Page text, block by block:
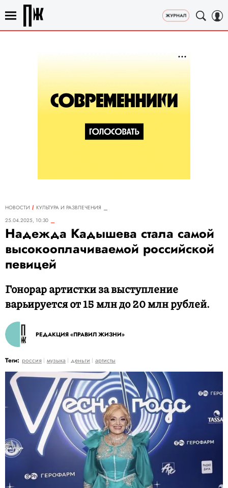
НОВОСТИ
КУЛЬТУРА И РАЗВЛЕЧЕНИЯ
25.04.2025, 10:30
Надежда Кадышева стала самой
высокооплачиваемой российской
певицей
Гонорар артистки за выступление
варьируется от 15 млн до 20 млн рублей.
РЕДАКЦИЯ «ПРАВИЛ ЖИЗНИ»
Теги: россия музыка деньги артисты